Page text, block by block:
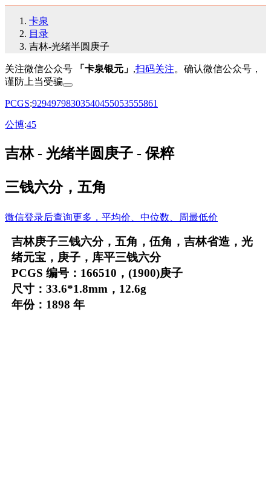
卡泉
目录
吉林-光绪半圆庚子
关注微信公众号 「卡泉银元」 ,扫码关注。确认微信公众号，
谨防上当受骗
PCGS:92949798303540455053555861
公博:45
吉林 - 光绪半圆庚子 - 保粹
三钱六分，五角
微信登录后查询更多，平均价、中位数、周最低价
吉林庚子三钱六分，五角，伍角，吉林省造，光
绪元宝，庚子，库平三钱六分
PCGS 编号：166510，(1900)庚子
尺寸：33.6*1.8mm，12.6g
年份：1898 年